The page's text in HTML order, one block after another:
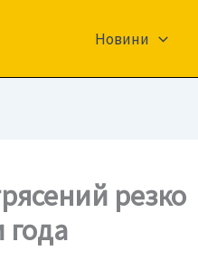
Новини
резко
года